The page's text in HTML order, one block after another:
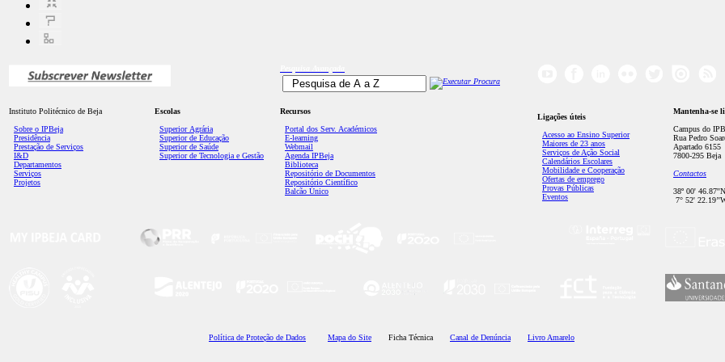
Instituto Politécnico de Beja
Sobre o IPBeja
Presidência
Prestação de Serviços
I&D
Departamentos
Serviços
Projetos
Escolas
Superior Agrária
Superior de Educação
Superior de Saúde
Superior de Tecnologia e Gestão
Recursos
Portal dos Serv. Académicos
E-learning
Webmail
Agenda IPBeja
Biblioteca
Repositório de Documentos
Repositório Científico
Balcão Único
Ligações úteis
Acesso ao Ensino Superior
Maiores de 23 anos
Serviços de Ação Social
Calendários Escolares
Mobilidade e Cooperação
Ofertas de emprego
Provas Públicas
Eventos
Mantenha-se
Campus do
Rua Pedro
Apartado 6155
7800-295 Beja
Contactos
38º 00' 46.87''N
7° 52'
Política de Proteção de Dados Mapa do Site Ficha Técnica Canal de Denúncia Livro Amarelo